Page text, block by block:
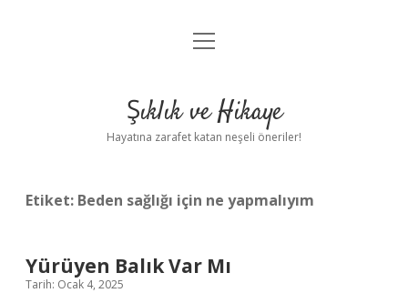
Anasayfa
Yasal Uyarı
menüyü
Şıklık ve Hikaye
Hayatına zarafet katan neşeli öneriler!
Etiket: Beden sağlığı için ne yapmalıyım
Yürüyen Balık Var Mı
Tarih: Ocak 4, 2025